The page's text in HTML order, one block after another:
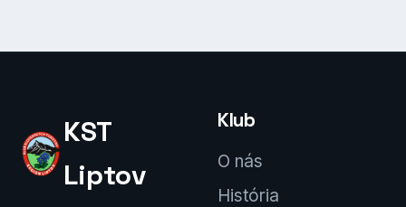
KST
Liptov
Klub
O nás
História